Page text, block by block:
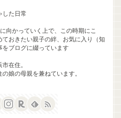
した日常
向かっていく上で、この時期にこ
おきたい親子の絆、お気に入り（知
をブログに綴っています
在住。
娘の母親を兼ねています。